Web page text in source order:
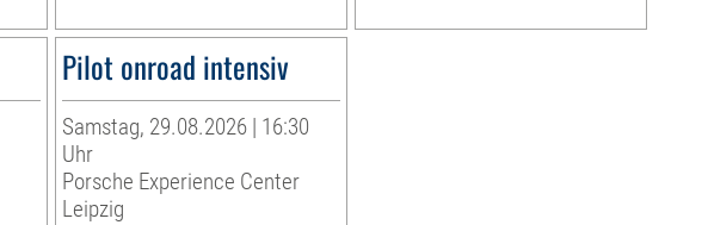
Pilot onroad intensiv
Samstag, 29.08.2026 | 16:30
Uhr
Porsche Experience Center
Leipzig